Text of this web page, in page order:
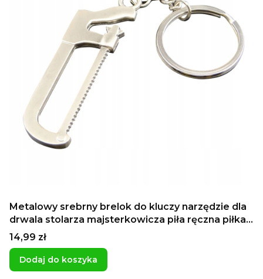
Metalowy srebrny brelok do kluczy narzędzie dla
drwala stolarza majsterkowicza piła ręczna piłka
stolarnia
Cena
14,99 zł
Dodaj do koszyka